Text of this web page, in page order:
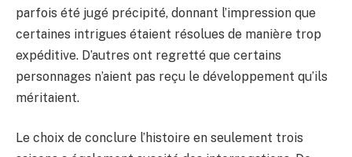
parfois été jugé précipité, donnant l’impression que
certaines intrigues étaient résolues de manière trop
expéditive. D’autres ont regretté que certains
personnages n’aient pas reçu le développement qu’ils
méritaient.
Le choix de conclure l’histoire en seulement trois